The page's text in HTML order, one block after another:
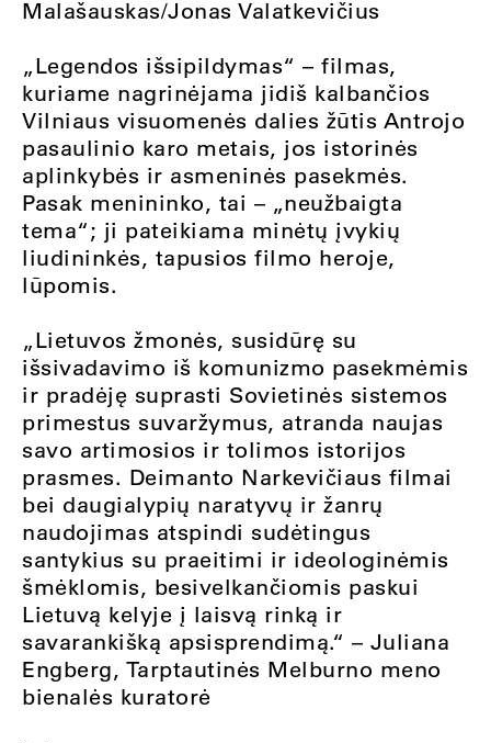
Malašauskas/Jonas Valatkevičius
„Legendos išsipildymas“ – filmas,
kuriame nagrinėjama jidiš kalbančios
Vilniaus visuomenės dalies žūtis Antrojo
pasaulinio karo metais, jos istorinės
aplinkybės ir asmeninės pasekmės.
Pasak menininko, tai – „neužbaigta
tema“; ji pateikiama minėtų įvykių
liudininkės, tapusios filmo heroje,
lūpomis.
„Lietuvos žmonės, susidūrę su
išsivadavimo iš komunizmo pasekmėmis
ir pradėję suprasti Sovietinės sistemos
primestus suvaržymus, atranda naujas
savo artimosios ir tolimos istorijos
prasmes. Deimanto Narkevičiaus filmai
bei daugialypių naratyvų ir žanrų
naudojimas atspindi sudėtingus
santykius su praeitimi ir ideologinėmis
šmėklomis, besivelkančiomis paskui
Lietuvą kelyje į laisvą rinką ir
savarankišką apsisprendimą.“ – Juliana
Engberg, Tarptautinės Melburno meno
bienalės kuratorė